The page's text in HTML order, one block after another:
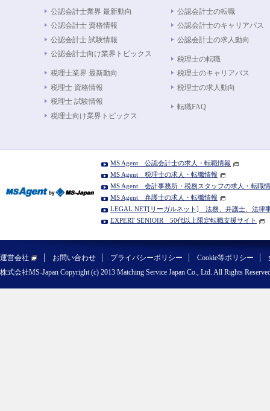
公認会計士業界 最新動向
公認会計士 資格情報
公認会計士 試験情報
公認会計士向け業界トピックス
税理士業界 最新動向
税理士 資格情報
税理士 試験情報
税理士向け業界トピックス
公認会計士の転職
公認会計士のキャリアパス
公認会計士の求人動向
税理士の転職
税理士のキャリアパス
税理士の求人動向
転職FAQ
MS Agent 公認会計士の求人・転職情報
MS Agent 税理士の求人・転職情報
MS Agent 会計事務所・税務スタッフの求人・転職
MS Agent 弁護士の求人・転職情報
LEGAL NET[リーガルネット] 法務、弁護士、法律
EXPERT SENIOIR 50代以上限定転職支援サイト
運営会社 お問い合わせ プライバシーポリシー Cookie等ポリシー
株式会社MS-Japan Copyright (c) 2013 Matching Service Japan Co., Ltd. All Rights